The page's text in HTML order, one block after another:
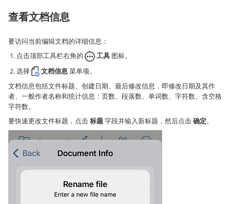
查看文档信息
要访问当前编辑文档的详细信息：
点击顶部工具栏右角的
工具 图标。
选择
文档信息 菜单项。
文档信息包括文件标题、创建日期、最后修改信息，即修改日期及其作
者、一般作者名称和统计信息：页数、段落数、单词数、字符数、含空格
字符数。
要快速更改文件标题，点击标题字段并输入新标题，然后点击确定。